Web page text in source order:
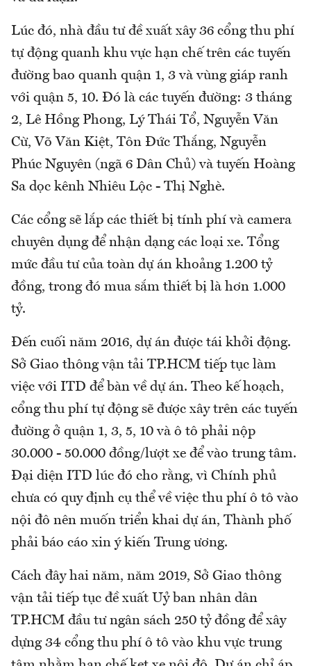
Lúc đó, nhà đầu tư đề xuất xây 36 cổng thu phí
tự động quanh khu vực hạn chế trên các tuyến
đường bao quanh quận 1, 3 và vùng giáp ranh
với quận 5, 10. Đó là các tuyến đường: 3 tháng
2, Lê Hồng Phong, Lý Thái Tổ, Nguyễn Văn
Cừ, Võ Văn Kiệt, Tôn Đức Thắng, Nguyễn
Phúc Nguyên (ngã 6 Dân Chủ) và tuyến Hoàng
Sa dọc kênh Nhiêu Lộc - Thị Nghè.
Các cổng sẽ lắp các thiết bị tính phí và camera
chuyên dụng để nhận dạng các loại xe. Tổng
mức đầu tư của toàn dự án khoảng 1.200 tỷ
đồng, trong đó mua sắm thiết bị là hơn 1.000
tỷ.
Đến cuối năm 2016, dự án được tái khởi động.
Sở Giao thông vận tải TP.HCM tiếp tục làm
việc với ITD để bàn về dự án. Theo kế hoạch,
cổng thu phí tự động sẽ được xây trên các tuyến
đường ở quận 1, 3, 5, 10 và ô tô phải nộp
30.000 - 50.000 đồng/lượt xe để vào trung tâm.
Đại diện ITD lúc đó cho rằng, vì Chính phủ
chưa có quy định cụ thể về việc thu phí ô tô vào
nội đô nên muốn triển khai dự án, Thành phố
phải báo cáo xin ý kiến Trung ương.
Cách đây hai năm, năm 2019, Sở Giao thông
vận tải tiếp tục đề xuất Uỷ ban nhân dân
TP.HCM đầu tư ngân sách 250 tỷ đồng để xây
dựng 34 cổng thu phí ô tô vào khu vực trung